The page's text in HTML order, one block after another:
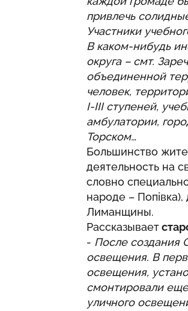
привлечь
Участники
В каком-нибудь
округа – смт.
объединенной
человек,
I-III ступеней,
амбулатории,
Торском…
Большинство
деятельность на
словно
народе –
Лиманщины.
Рассказывает
- После создания
освещения. В
освещения,
смонтировали
уличного